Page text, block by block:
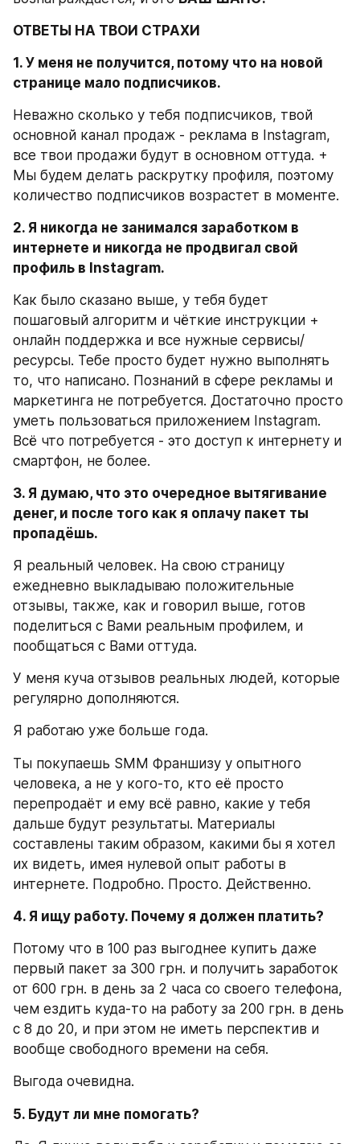
ОТВЕТЫ НА ТВОИ СТРАХИ
1. У меня не получится, потому что на новой
странице мало подписчиков.
Неважно сколько у тебя подписчиков, твой
основной канал продаж - реклама в Instagram,
все твои продажи будут в основном оттуда. +
Мы будем делать раскрутку профиля, поэтому
количество подписчиков возрастет в моменте.
2. Я никогда не занимался заработком в
интернете и никогда не продвигал свой
профиль в Instagram.
Как было сказано выше, у тебя будет
пошаговый алгоритм и чёткие инструкции +
онлайн поддержка и все нужные сервисы/
ресурсы. Тебе просто будет нужно выполнять
то, что написано. Познаний в сфере рекламы и
маркетинга не потребуется. Достаточно просто
уметь пользоваться приложением Instagram.
Всё что потребуется - это доступ к интернету и
смартфон, не более.
3. Я думаю, что это очередное вытягивание
денег, и после того как я оплачу пакет ты
пропадёшь.
Я реальный человек. На свою страницу
ежедневно выкладываю положительные
отзывы, также, как и говорил выше, готов
поделиться с Вами реальным профилем, и
пообщаться с Вами оттуда.
У меня куча отзывов реальных людей, которые
регулярно дополняются.
Я работаю уже больше года.
Ты покупаешь SMM Франшизу у опытного
человека, а не у кого-то, кто её просто
перепродаёт и ему всё равно, какие у тебя
дальше будут результаты. Материалы
составлены таким образом, какими бы я хотел
их видеть, имея нулевой опыт работы в
интернете. Подробно. Просто. Действенно.
4. Я ищу работу. Почему я должен платить?
Потому что в 100 раз выгоднее купить даже
первый пакет за 300 грн. и получить заработок
от 600 грн. в день за 2 часа со своего телефона,
чем ездить куда-то на работу за 200 грн. в день
с 8 до 20, и при этом не иметь перспектив и
вообще свободного времени на себя.
Выгода очевидна.
5. Будут ли мне помогать?